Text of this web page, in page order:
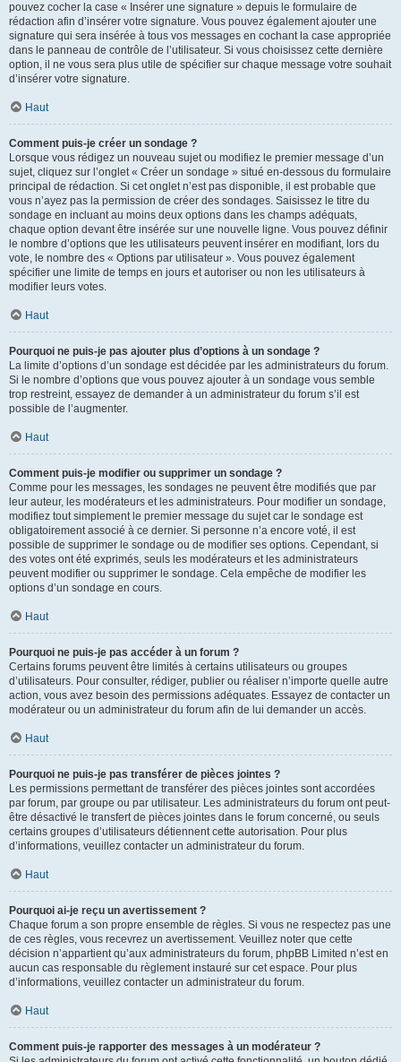
pouvez cocher la case « Insérer une signature » depuis le formulaire de
rédaction afin d’insérer votre signature. Vous pouvez également ajouter une
signature qui sera insérée à tous vos messages en cochant la case appropriée
dans le panneau de contrôle de l’utilisateur. Si vous choisissez cette dernière
option, il ne vous sera plus utile de spécifier sur chaque message votre souhait
d’insérer votre signature.
Haut
Comment puis-je créer un sondage ?
Lorsque vous rédigez un nouveau sujet ou modifiez le premier message d’un
sujet, cliquez sur l’onglet « Créer un sondage » situé en-dessous du formulaire
principal de rédaction. Si cet onglet n’est pas disponible, il est probable que
vous n’ayez pas la permission de créer des sondages. Saisissez le titre du
sondage en incluant au moins deux options dans les champs adéquats,
chaque option devant être insérée sur une nouvelle ligne. Vous pouvez définir
le nombre d’options que les utilisateurs peuvent insérer en modifiant, lors du
vote, le nombre des « Options par utilisateur ». Vous pouvez également
spécifier une limite de temps en jours et autoriser ou non les utilisateurs à
modifier leurs votes.
Haut
Pourquoi ne puis-je pas ajouter plus d’options à un sondage ?
La limite d’options d’un sondage est décidée par les administrateurs du forum.
Si le nombre d’options que vous pouvez ajouter à un sondage vous semble
trop restreint, essayez de demander à un administrateur du forum s’il est
possible de l’augmenter.
Haut
Comment puis-je modifier ou supprimer un sondage ?
Comme pour les messages, les sondages ne peuvent être modifiés que par
leur auteur, les modérateurs et les administrateurs. Pour modifier un sondage,
modifiez tout simplement le premier message du sujet car le sondage est
obligatoirement associé à ce dernier. Si personne n’a encore voté, il est
possible de supprimer le sondage ou de modifier ses options. Cependant, si
des votes ont été exprimés, seuls les modérateurs et les administrateurs
peuvent modifier ou supprimer le sondage. Cela empêche de modifier les
options d’un sondage en cours.
Haut
Pourquoi ne puis-je pas accéder à un forum ?
Certains forums peuvent être limités à certains utilisateurs ou groupes
d’utilisateurs. Pour consulter, rédiger, publier ou réaliser n’importe quelle autre
action, vous avez besoin des permissions adéquates. Essayez de contacter un
modérateur ou un administrateur du forum afin de lui demander un accès.
Haut
Pourquoi ne puis-je pas transférer de pièces jointes ?
Les permissions permettant de transférer des pièces jointes sont accordées
par forum, par groupe ou par utilisateur. Les administrateurs du forum ont peut-
être désactivé le transfert de pièces jointes dans le forum concerné, ou seuls
certains groupes d’utilisateurs détiennent cette autorisation. Pour plus
d’informations, veuillez contacter un administrateur du forum.
Haut
Pourquoi ai-je reçu un avertissement ?
Chaque forum a son propre ensemble de règles. Si vous ne respectez pas une
de ces règles, vous recevrez un avertissement. Veuillez noter que cette
décision n’appartient qu’aux administrateurs du forum, phpBB Limited n’est en
aucun cas responsable du règlement instauré sur cet espace. Pour plus
d’informations, veuillez contacter un administrateur du forum.
Haut
Comment puis-je rapporter des messages à un modérateur ?